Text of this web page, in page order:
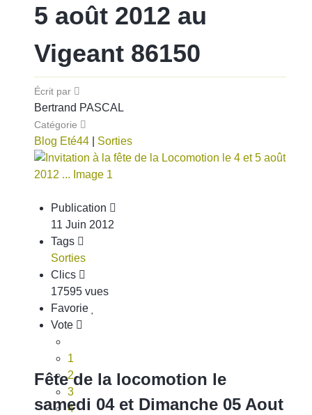
5 août 2012 au
Vigeant 86150
Écrit par
Bertrand PASCAL
Catégorie
Blog Eté44 Sorties
Publication
11 Juin 2012
Tags
Sorties
Clics
17595 vues
Favorie
Vote
1
2
3
4
Fête de la locomotion le
samedi 04 et Dimanche 05 Aout